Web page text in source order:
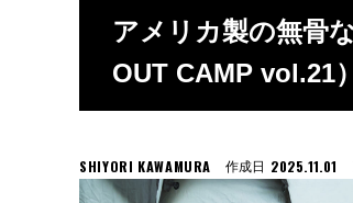
アメリカ製の無骨
OUT CAMP vol.21）
SHIYORI KAWAMURA 作成日 2025.11.01